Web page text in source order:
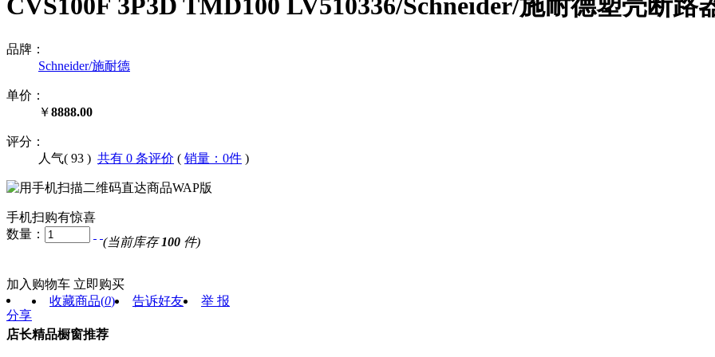
品牌：
Schneider/施耐德
单价：
￥8888.00
评分：
人气( 93 ) 共有 0 条评价 ( 销量：0件 )
手机扫购有惊喜
数量：
(当前库存 100 件)
加入购物车 立即购买
分享
收藏商品(0) 告诉好友 举 报
店长精品橱窗推荐